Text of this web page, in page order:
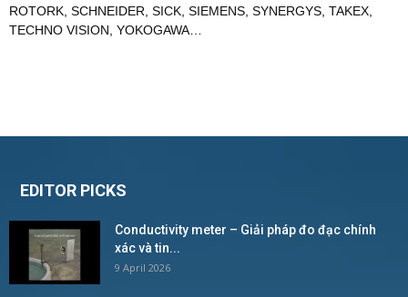
ROTORK SCHNEIDER SICK SIEMENS SYNERGYS TAKEX
TECHNO VISION YOKOGAWA
EDITOR PICKS
Conductivity meter – Giải pháp đo đạc chính
xác và tin...
9 April 2026